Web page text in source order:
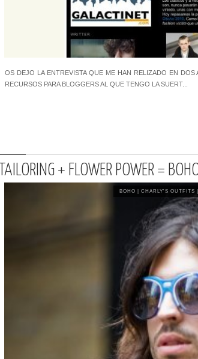
OS DEJO LA ENTREVISTA QUE ME HAN RELIZADO EN
RECURSOS PARA BLOGGERS AL QUE TENGO LA SUERT...
TAILORING + FLOWER POWER =
BOHO CHARLY'S OUTFITS